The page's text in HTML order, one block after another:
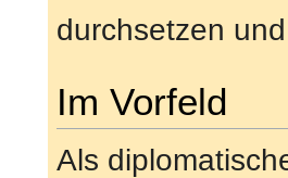
durchsetzen
Im Vorfeld
Als